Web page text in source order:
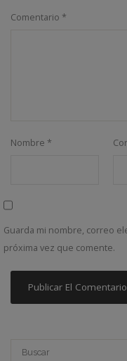
Comentario *
Nombre *
Guarda mi nombre, correo
próxima vez que comente.